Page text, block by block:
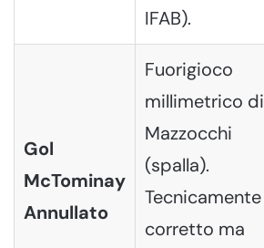
IFAB).
Gol
McTominay
Annullato
Fuorigioco
millimetrico di
Mazzocchi
(spalla).
Tecnicamente
corretto ma